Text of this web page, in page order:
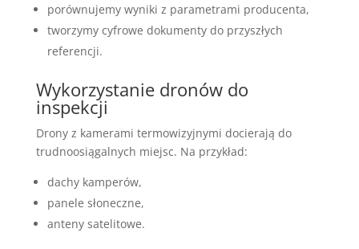
porównujemy wyniki z parametrami producenta,
tworzymy cyfrowe dokumenty do przyszłych
referencji.
Wykorzystanie dronów do
inspekcji
Drony z kamerami termowizyjnymi docierają do
trudnoosiągalnych miejsc. Na przykład:
dachy kamperów,
panele słoneczne,
anteny satelitowe.